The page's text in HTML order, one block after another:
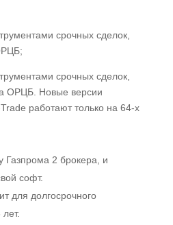
срочных сделок,
срочных сделок,
ОРЦБ. Новые версии
работают только на 64-х
Газпрома 2 брокера, и
софт.
для долгосрочного